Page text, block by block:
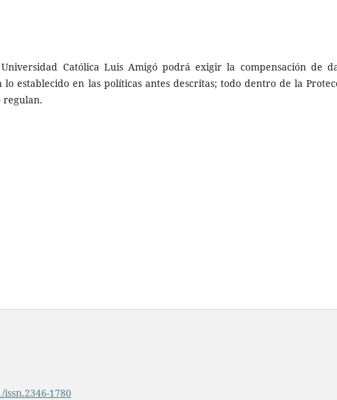
Católica Luis Amigó podrá exigir la compensación de
establecido en las políticas antes descritas; todo dentro de la
regulan.
1780